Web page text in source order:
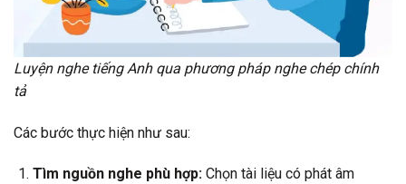
Luyện nghe tiếng Anh qua phương pháp nghe chép chính
tả
Các bước thực hiện như sau:
Tìm nguồn nghe phù hợp:Chọn tài liệu có phát âm